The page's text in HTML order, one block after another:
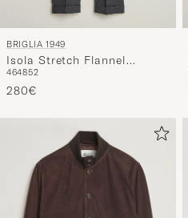
BRIGLIA 1949
Isola Stretch Flannel
Trousers Grey
464852
280€